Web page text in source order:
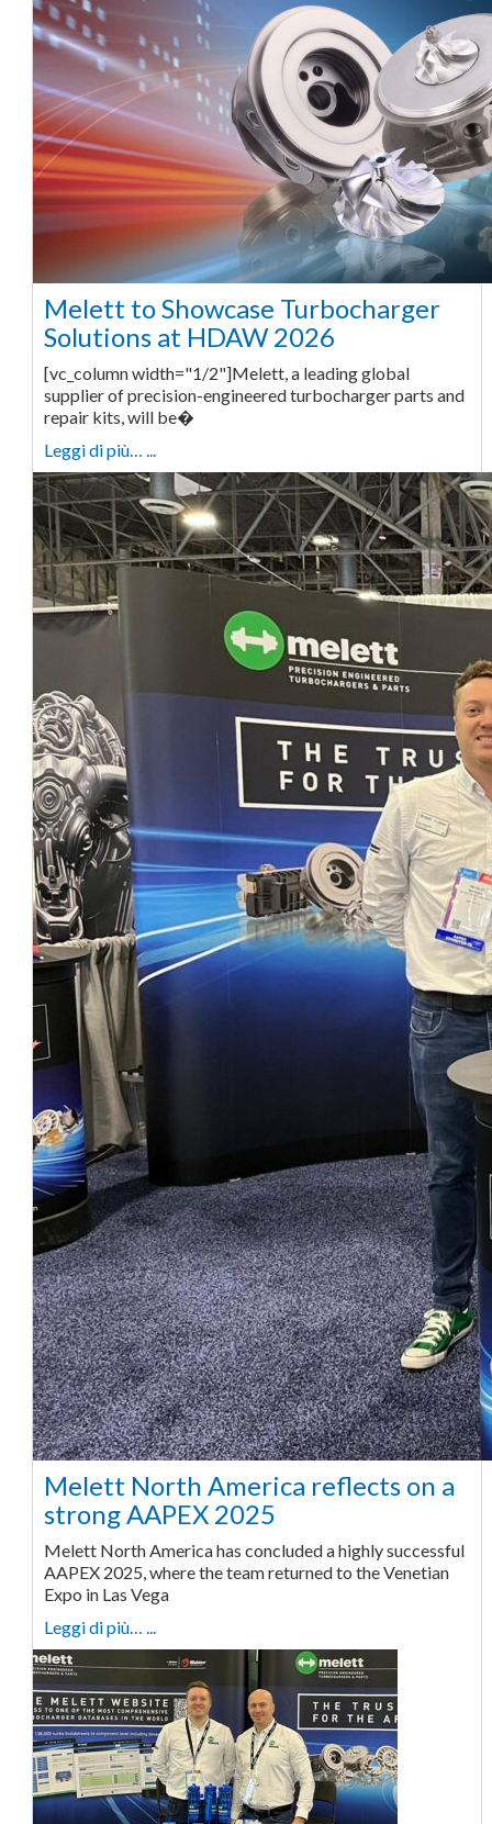
Melett to Showcase Turbocharger
Solutions at HDAW 2026
[vc_column width="1/2"]Melett, a leading global
supplier of precision-engineered turbocharger parts and
repair kits, will be�
Leggi di più… ...
Melett North America reflects on a
strong AAPEX 2025
Melett North America has concluded a highly successful
AAPEX 2025, where the team returned to the Venetian
Expo in Las Vega
Leggi di più… ...